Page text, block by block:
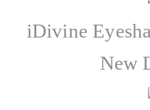
iDivine
New